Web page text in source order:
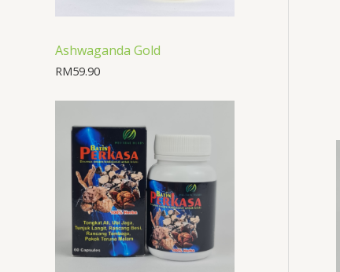
Ashwaganda Gold
RM59.90